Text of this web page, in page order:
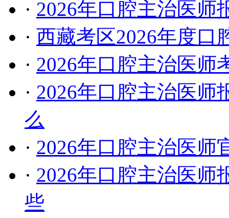
· 2026年口腔主治医师
· 西藏考区2026年度口
· 2026年口腔主治医师
· 2026年口腔主治医师
么
· 2026年口腔主治医师
· 2026年口腔主治医师
些